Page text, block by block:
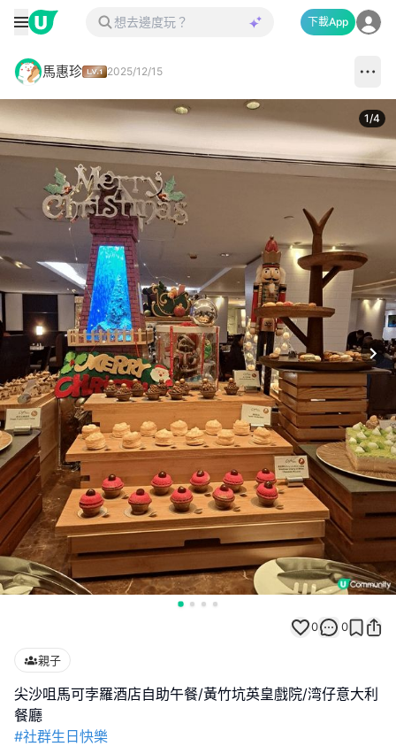
下載App
馬惠珍 2025/12/15
1/4
0 0
親子
尖沙咀馬可孛羅酒店自助午餐/黃竹坑英皇戲院/湾仔意大利
#社群生日快樂